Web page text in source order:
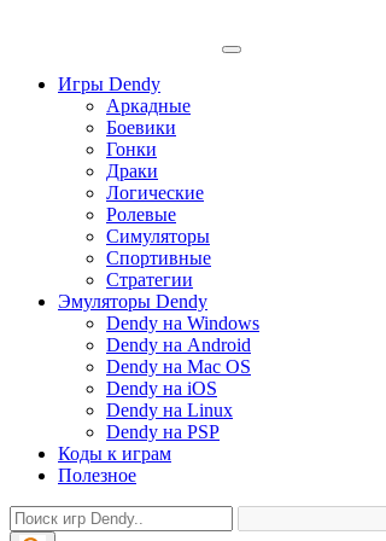
Игры Dendy
Аркадные
Боевики
Гонки
Драки
Логические
Ролевые
Симуляторы
Спортивные
Стратегии
Эмуляторы Dendy
Dendy на Windows
Dendy на Android
Dendy на Mac OS
Dendy на iOS
Dendy на Linux
Dendy на PSP
Коды к играм
Полезное